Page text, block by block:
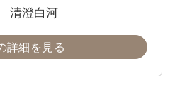
清澄白河
詳細を見る